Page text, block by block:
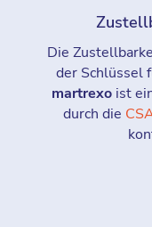
Die
der Schlüssel
martrexo ist
durch die